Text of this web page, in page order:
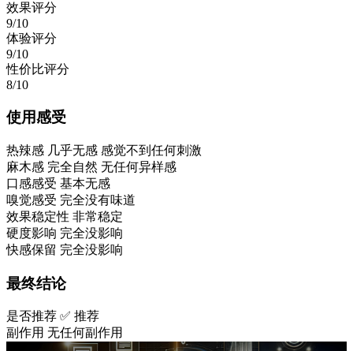
效果评分
9/10
体验评分
9/10
性价比评分
8/10
使用感受
热辣感 几乎无感 感觉不到任何刺激
麻木感 完全自然 无任何异样感
口感感受 基本无感
嗅觉感受 完全没有味道
效果稳定性 非常稳定
硬度影响 完全没影响
快感保留 完全没影响
最终结论
是否推荐 ✅ 推荐
副作用 无任何副作用